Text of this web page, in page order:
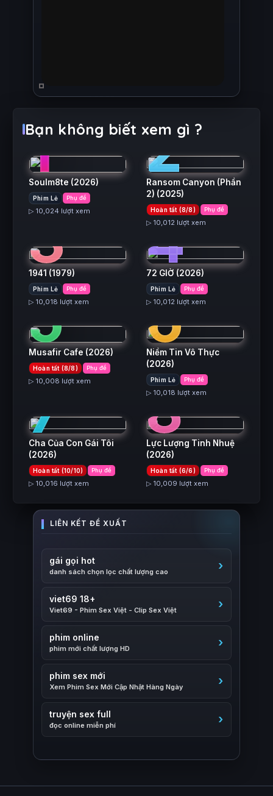
Bạn không biết xem gì ?
1
Soulm8te (2026)
Phim Lẻ Phụ đề
▷ 10,024 lượt xem
2
Ransom Canyon (Phần
2) (2025)
Hoàn tất (8/8) Phụ đề
▷ 10,012 lượt xem
3
1941 (1979)
Phim Lẻ Phụ đề
▷ 10,018 lượt xem
4
72 GIỜ (2026)
Phim Lẻ Phụ đề
▷ 10,012 lượt xem
5
Musafir Cafe (2026)
Hoàn tất (8/8) Phụ đề
▷ 10,008 lượt xem
6
Niềm Tin Vô Thực
(2026)
Phim Lẻ Phụ đề
▷ 10,018 lượt xem
7
Cha Của Con Gái Tôi
(2026)
Hoàn tất (10/10) Phụ đề
▷ 10,016 lượt xem
8
Lực Lượng Tinh Nhuệ
(2026)
Hoàn tất (6/6) Phụ đề
▷ 10,009 lượt xem
gái gọi hot
danh sách chọn lọc chất lượng cao
viet69 18+
Viet69 - Phim Sex Việt - Clip Sex Việt
phim online
phim mới chất lượng HD
phim sex mới
Xem Phim Sex Mới Cập Nhật Hàng Ngày
truyện sex full
đọc online miễn phí